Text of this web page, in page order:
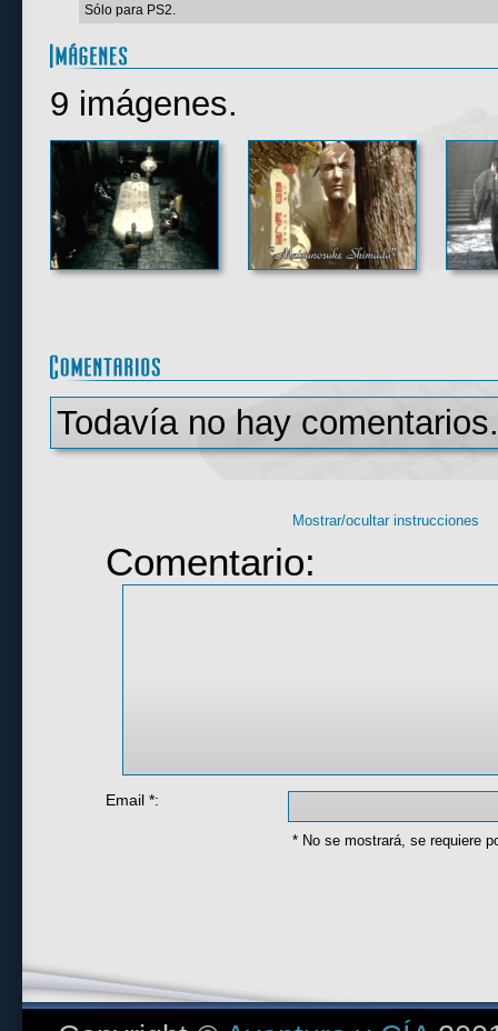
Sólo para PS2.
9 imágenes.
Todavía no hay
Mostrar/ocultar instrucciones
Comentario:
Email *:
* No se mostrará, se requiere